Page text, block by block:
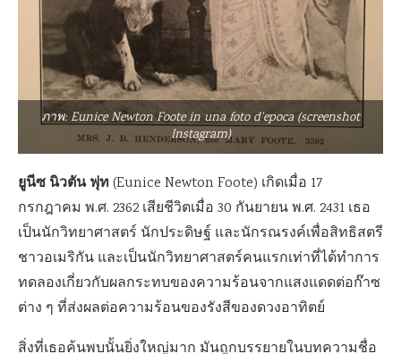
ภาพ: Eunice Newton Foote in una foto d’epoca (screenshot
Instagram)
ยูนีซ นิวตัน ฟุท(Eunice Newton Foote) เกิดเมื่อ 17
กรกฎาคม พ.ศ. 2362 เสียชีวิตเมื่อ 30 กันยายน พ.ศ. 2431 เธอ
เป็นนักวิทยาศาสตร์ นักประดิษฐ์ และนักรณรงค์เพื่อสิทธิสตรี
ชาวอเมริกัน และเป็นนักวิทยาศาสตร์คนแรกเท่าที่ได้ทำการ
ทดลองเกี่ยวกับผลกระทบของความร้อนจากแสงแดดต่อก๊าซ
ต่าง ๆ ที่ส่งผลต่อความร้อนของรังสีของดวงอาทิตย์
สิ่งที่เธอค้นพบนั้นยิ่งใหญ่มาก มันถูกบรรยายในบทความชื่อ